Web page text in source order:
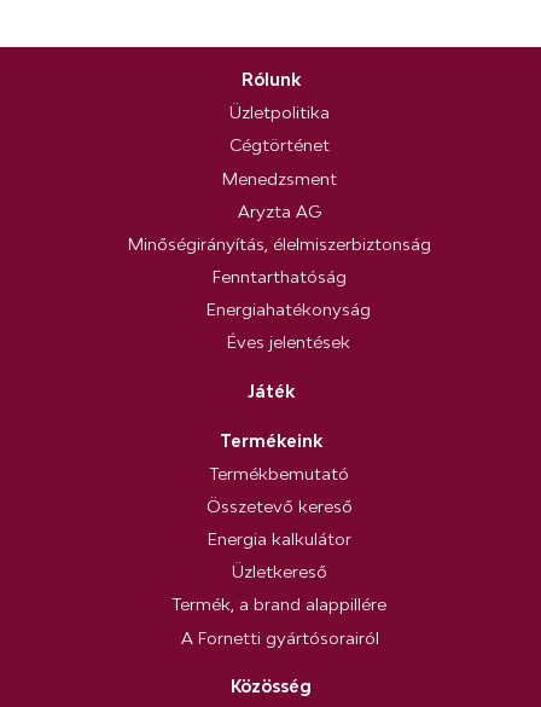
Rólunk
Üzletpolitika
Cégtörténet
Menedzsment
Aryzta AG
Minőségirányítás, élelmiszerbiztonság
Fenntarthatóság
Energiahatékonyság
Éves jelentések
Játék
Termékeink
Termékbemutató
Összetevő kereső
Energia kalkulátor
Üzletkereső
Termék, a brand alappillére
A Fornetti gyártósorairól
Közösség